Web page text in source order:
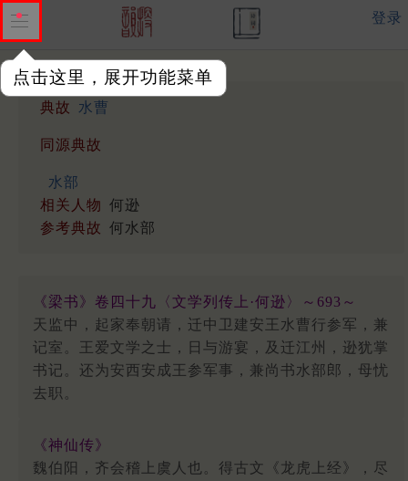
点击这里，展开功能菜单
登录
典故 水曹
同源典故
水部
相关人物 何逊
参考典故 何水部
《梁书》卷四十九〈文学列传上·何逊〉～693～
天监中，起家奉朝请，迁中卫建安王水曹行参军，兼
记室。王爱文学之士，日与游宴，及迁江州，逊犹掌
书记。还为安西安成王参军事，兼尚书水部郎，母忧
去职。
《神仙传》
魏伯阳，齐会稽上虞人也。得古文《龙虎上经》，尽